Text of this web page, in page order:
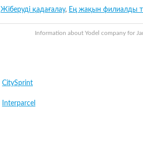
Information about Yodel company for
Жіберуді қадағалау, Ең жақын филиалды
CitySprint
Interparcel